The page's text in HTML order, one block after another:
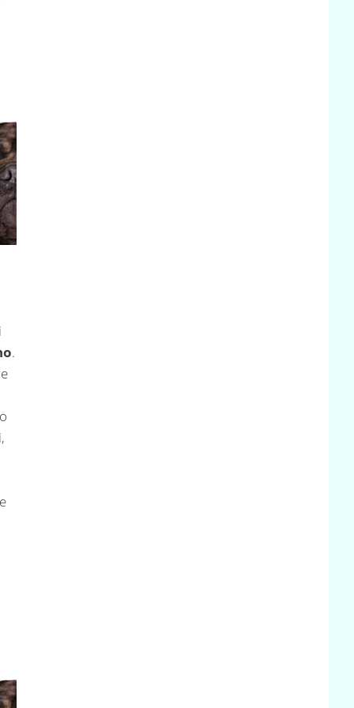
.